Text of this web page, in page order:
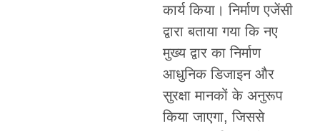
कार्य किया। निर्माण एजेंसी
द्वारा बताया गया कि नए
मुख्य द्वार का निर्माण
आधुनिक डिजाइन और
सुरक्षा मानकों के अनुरूप
किया जाएगा, जिससे